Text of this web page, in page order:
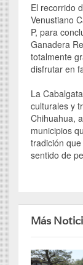
El recorrido
Venustiano
P, para
Ganadera
totalmente
disfrutar en
La
culturales y
Chihuahua,
municipios
tradición
sentido de
Más